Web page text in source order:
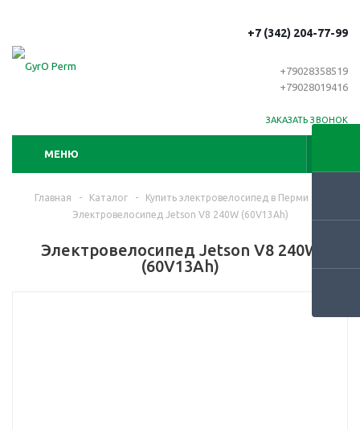
+7 (342) 204-77-99
+79028358519
+79028019416
ЗАКАЗАТЬ ЗВОНОК
МЕНЮ
Главная - Каталог - Купить электровелосипед в Перми
Электровелосипед Jetson V8 240W (60V13Ah)
Электровелосипед Jetson V8 240W
(60V13Ah)